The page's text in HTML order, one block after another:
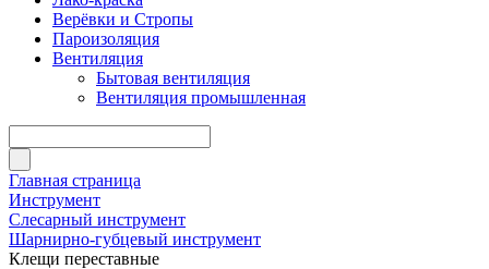
Верёвки и Стропы
Пароизоляция
Вентиляция
Бытовая вентиляция
Вентиляция промышленная
Главная страница
Инструмент
Слесарный инструмент
Шарнирно-губцевый инструмент
Клещи переставные